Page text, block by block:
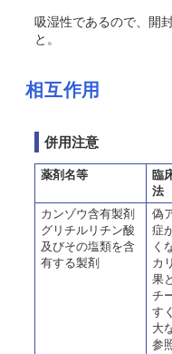
吸湿性であるので、開
と。
相互作用
併用注意
薬剤名等
臨
法
カンゾウ含有製剤
グリチルリチン酸
及びその塩類を含
有する製剤
偽
症
く
カ
果
チ
す
大
参